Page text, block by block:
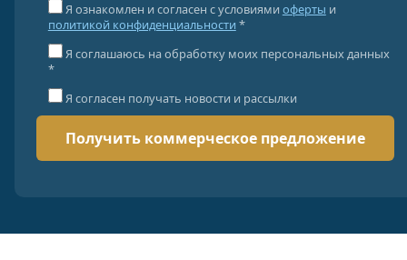
Я ознакомлен и согласен с условиями оферты и
политикой конфиденциальности *
Я соглашаюсь на обработку моих персональных данных
*
Я согласен получать новости и рассылки